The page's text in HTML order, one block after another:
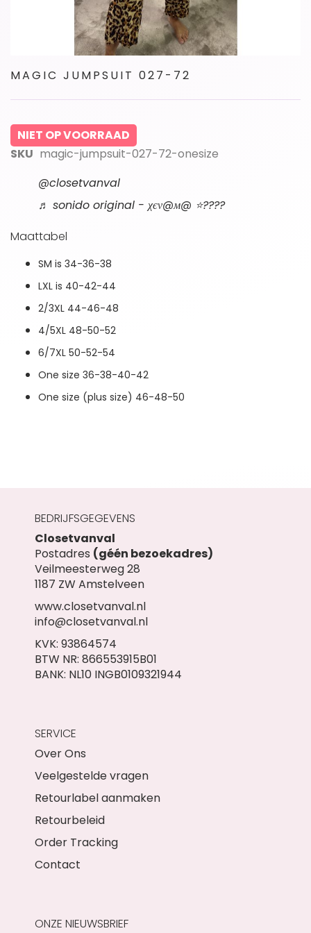
MAGIC JUMPSUIT 027-72
NIET OP VOORRAAD
SKU magic-jumpsuit-027-72-onesize
@closetvanval
♬ sonido original - χєν@м@ ⭐????
Maattabel
SM is 34-36-38
LXL is 40-42-44
2/3XL 44-46-48
4/5XL 48-50-52
6/7XL 50-52-54
One size 36-38-40-42
One size (plus size) 46-48-50
naar
van
de
afbeeldingen-
BEDRIJFSGEGEVENS
Closetvanval
Postadres (géén bezoekadres)
Veilmeesterweg 28
1187 ZW Amstelveen
www.closetvanval.nl
info@closetvanval.nl
KVK: 93864574
BTW NR: 866553915B01
BANK: NL10 INGB0109321944
SERVICE
Over Ons
Veelgestelde vragen
Retourlabel aanmaken
Retourbeleid
Order Tracking
Contact
ONZE NIEUWSBRIEF